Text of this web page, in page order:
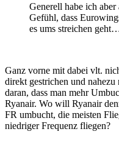
Generell habe ich aber
Gefühl, dass
es ums streichen
Ganz vorne mit dabei vlt.
direkt gestrichen und
daran, dass man mehr
Ryanair. Wo will Ryanair
FR umbucht, die meisten
niedriger Frequenz fliegen?